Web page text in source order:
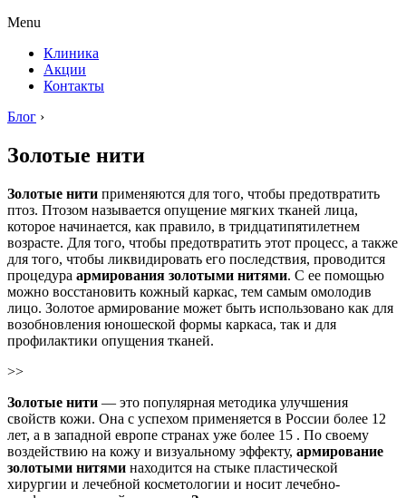
Menu
Клиника
Акции
Контакты
Блог ›
Золотые нити
Золотые нити применяются для того, чтобы предотвратить
птоз. Птозом называется опущение мягких тканей лица,
которое начинается, как правило, в тридцатипятилетнем
возрасте. Для того, чтобы предотвратить этот процесс, а также
для того, чтобы ликвидировать его последствия, проводится
процедура армирования золотыми нитями. С ее помощью
можно восстановить кожный каркас, тем самым омолодив
лицо. Золотое армирование может быть использовано как для
возобновления юношеской формы каркаса, так и для
профилактики опущения тканей.
>>
Золотые нити — это популярная методика улучшения
свойств кожи. Она с успехом применяется в России более 12
лет, а в западной европе странах уже более 15 . По своему
воздействию на кожу и визуальному эффекту, армирование
золотыми нитями находится на стыке пластической
хирургии и лечебной косметологии и носит лечебно-